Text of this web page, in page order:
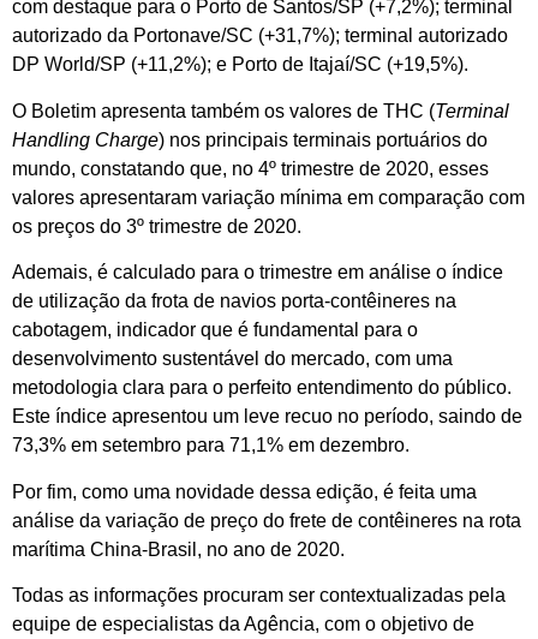
com destaque para o Porto de Santos/SP (+7,2%); terminal
autorizado da Portonave/SC (+31,7%); terminal autorizado
DP World/SP (+11,2%); e Porto de Itajaí/SC (+19,5%).
O Boletim apresenta também os valores de THC (Terminal
Handling Charge) nos principais terminais portuários do
mundo, constatando que, no 4º trimestre de 2020, esses
valores apresentaram variação mínima em comparação com
os preços do 3º trimestre de 2020.
Ademais, é calculado para o trimestre em análise o índice
de utilização da frota de navios porta-contêineres na
cabotagem, indicador que é fundamental para o
desenvolvimento sustentável do mercado, com uma
metodologia clara para o perfeito entendimento do público.
Este índice apresentou um leve recuo no período, saindo de
73,3% em setembro para 71,1% em dezembro.
Por fim, como uma novidade dessa edição, é feita uma
análise da variação de preço do frete de contêineres na rota
marítima China-Brasil, no ano de 2020.
Todas as informações procuram ser contextualizadas pela
equipe de especialistas da Agência, com o objetivo de